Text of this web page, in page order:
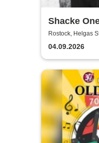
Shacke
Boss Tour
Rostock, Helgas
04.09.2026